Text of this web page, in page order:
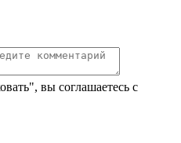
вы соглашаетесь с